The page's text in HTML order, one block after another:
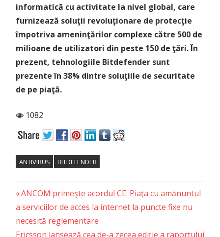
informatică cu activitate la nivel global, care
furnizează soluţii revoluţionare de protecţie
împotriva ameninţărilor complexe către 500 de
milioane de utilizatori din peste 150 de ţări. În
prezent, tehnologiile Bitdefender sunt
prezente în 38% dintre soluţiile de securitate
de pe piaţă.
1082
ANTIVIRUS BITDEFENDER
Post
navigation
Previous
Post:
ANCOM primeşte acordul CE: Piaţa cu amănuntul
a serviciilor de acces la internet la puncte fixe nu
necesită reglementare
Next
Ericsson lansează cea de-a zecea ediție a raportului